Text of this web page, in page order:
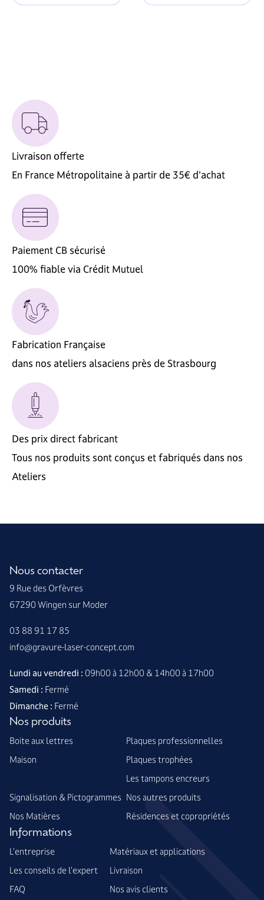
Livraison offerte
En France Métropolitaine à partir de 35€ d'achat
Paiement CB sécurisé
100% fiable via Crédit Mutuel
Fabrication Française
dans nos ateliers alsaciens près de Strasbourg
Des prix direct fabricant
Tous nos produits sont conçus et fabriqués dans nos
Ateliers
Nous contacter
9 Rue des Orfèvres
67290 Wingen sur Moder
03 88 91 17 85
info@gravure-laser-concept.com
Lundi au vendredi : 09h00 à 12h00 & 14h00 à 17h00
Samedi : Fermé
Dimanche : Fermé
Nos produits
Boite aux lettres
Plaques professionnelles
Maison
Plaques trophées
Les tampons encreurs
Signalisation & Pictogrammes Nos autres produits
Nos Matières
Résidences et copropriétés
Informations
L'entreprise
Matériaux et applications
Les conseils de l'expert
Livraison
FAQ
Nos avis clients